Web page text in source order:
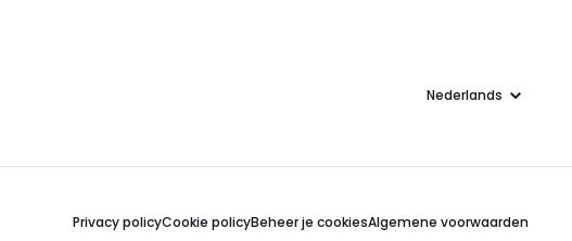
Taal
Privacy policyCookie policyBeheer je cookiesAlgemene voorwaarden